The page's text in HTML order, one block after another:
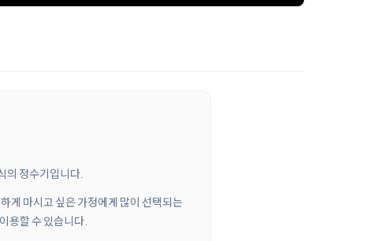
의 정수기입니다.
게 마시고 싶은 가정에게 많이 선택되는
용할 수 있습니다.